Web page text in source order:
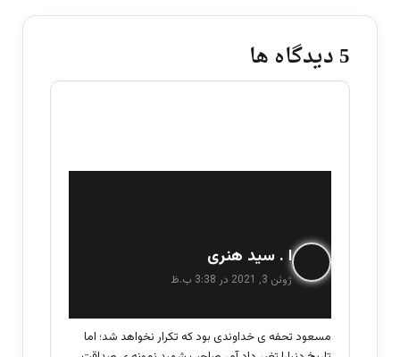
‫5 دیدگاه ها
ا . سید هنری
ف
:
ژوئن 3, 2021 در 3:38 ب.ظ
مسعود تحفه ی خداوندی بود که تکرار نخواهد شد؛ اما